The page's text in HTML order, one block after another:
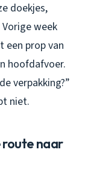
doekjes,
week
een prop van
hoofdafvoer.
verpakking?”
niet.
route naar